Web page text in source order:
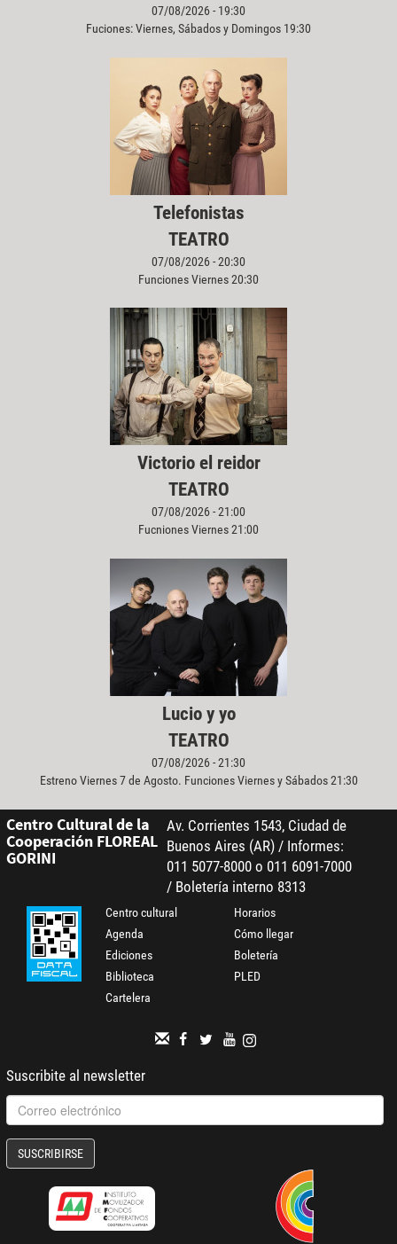
07/08/2026 - 19:30
Fuciones: Viernes, Sábados y Domingos 19:30
Telefonistas
TEATRO
07/08/2026 - 20:30
Funciones Viernes 20:30
Victorio el reidor
TEATRO
07/08/2026 - 21:00
Fucniones Viernes 21:00
Lucio y yo
TEATRO
07/08/2026 - 21:30
Estreno Viernes 7 de Agosto. Funciones Viernes y Sábados 21:30
Centro Cultural de la
Cooperación FLOREAL
GORINI
Av. Corrientes 1543, Ciudad de
Buenos Aires (AR) / Informes:
011 5077-8000 o 011 6091-7000
/ Boletería interno 8313
Centro cultural
Agenda
Ediciones
Biblioteca
Cartelera
Horarios
Cómo llegar
Boletería
PLED
Suscribite al newsletter
SUSCRIBIRSE